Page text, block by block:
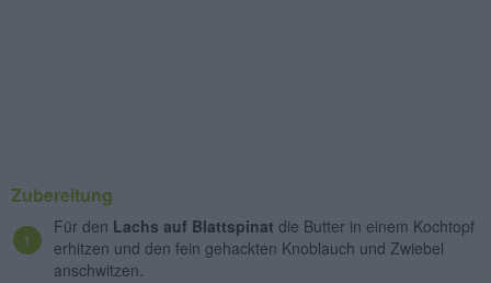
Zubereitung
Für den Lachs auf Blattspinat die Butter in einem Kochtopf
erhitzen und den fein gehackten Knoblauch und Zwiebel
anschwitzen.